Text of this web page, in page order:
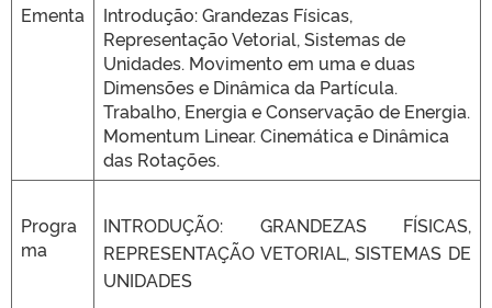
Ementa
Introdução: Grandezas Físicas,
Representação Vetorial, Sistemas de
Unidades. Movimento em uma e duas
Dimensões e Dinâmica da Partícula.
Trabalho, Energia e Conservação de Energia.
Momentum Linear. Cinemática e Dinâmica
das Rotações.
Progra
ma
INTRODUÇÃO: GRANDEZAS FÍSICAS,
REPRESENTAÇÃO VETORIAL, SISTEMAS DE
UNIDADES